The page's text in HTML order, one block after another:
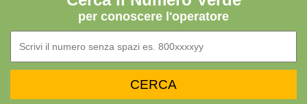
per conoscere l'operatore